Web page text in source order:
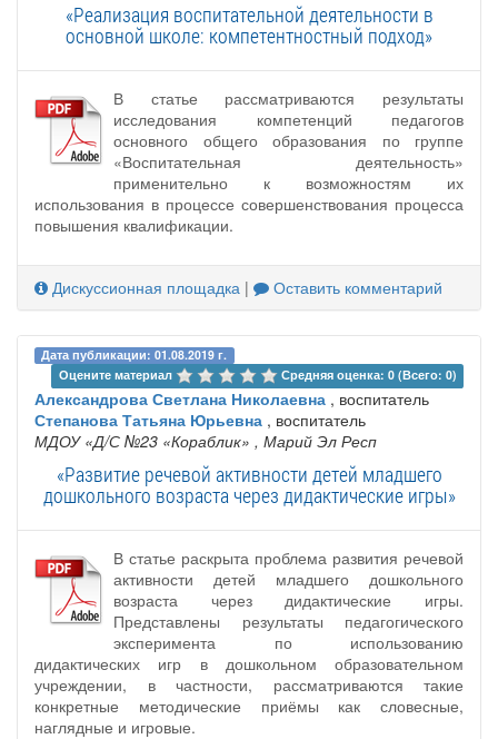
«Реализация воспитательной деятельности в
основной школе: компетентностный подход»
В статье рассматриваются результаты
исследования компетенций педагогов
основного общего образования по группе
«Воспитательная деятельность»
применительно к возможностям их
использования в процессе совершенствования процесса
повышения квалификации.
Дискуссионная площадка | Оставить комментарий
Дата публикации: 01.08.2019 г.
Оцените материал
Средняя оценка: 0 (Всего: 0)
Александрова Светлана Николаевна , воспитатель
Степанова Татьяна Юрьевна , воспитатель
МДОУ «Д/С №23 «Кораблик» , Марий Эл Респ
«Развитие речевой активности детей младшего
дошкольного возраста через дидактические игры»
В статье раскрыта проблема развития речевой
активности детей младшего дошкольного
возраста через дидактические игры.
Представлены результаты педагогического
эксперимента по использованию
дидактических игр в дошкольном образовательном
учреждении, в частности, рассматриваются такие
конкретные методические приёмы как словесные,
наглядные и игровые.